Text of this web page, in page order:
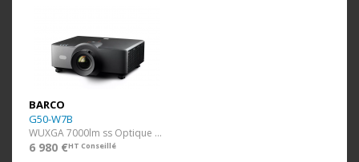
BARCO
G50-W7B
WUXGA 7000lm ss Optique Noir
6 980 €HT Conseillé